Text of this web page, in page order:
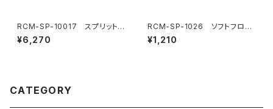
RCM-SP-10017 スプリットH
orizontalボディマウントセット
(オプション)
¥6,270
RCM-SP-1026 ソフトフロン
トバルクヘッドフレックスブレー
ス(オプション)
¥1,210
CATEGORY